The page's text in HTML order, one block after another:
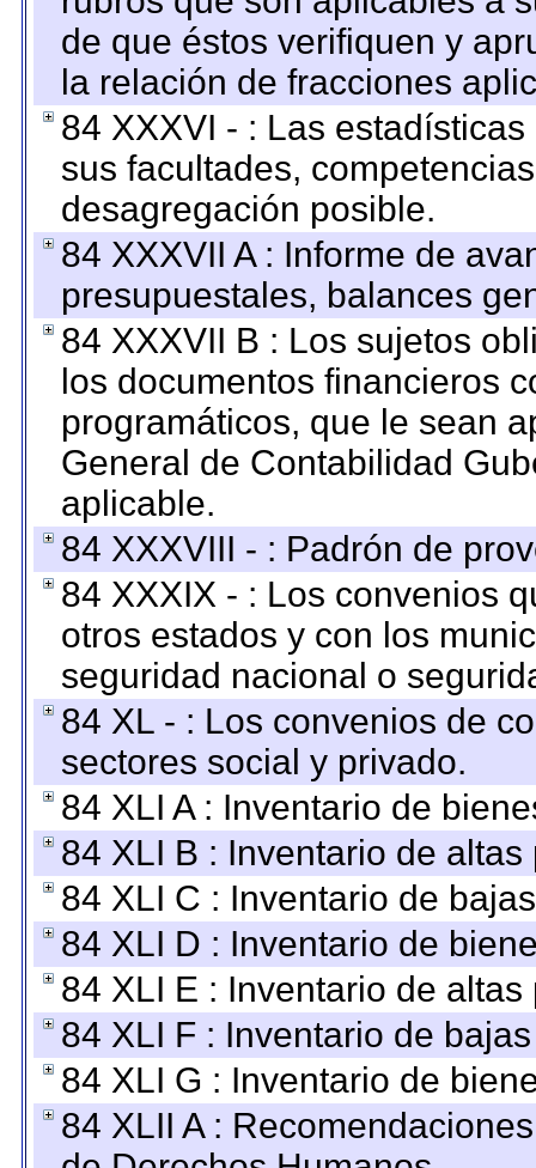
de que éstos verifiquen y
la relación de fracciones
84 XXXVI - : Las
sus facultades,
desagregación posible.
84 XXXVII A : Informe de
presupuestales, balances
84 XXXVII B : Los sujetos
los documentos financieros
programáticos, que le sean
General de Contabilidad
aplicable.
84 XXXVIII - : Padrón de
84 XXXIX - : Los convenios
otros estados y con los
seguridad nacional o
84 XL - : Los convenios de
sectores social y privado.
84 XLI A : Inventario de
84 XLI B : Inventario de
84 XLI C : Inventario de
84 XLI D : Inventario de
84 XLI E : Inventario de
84 XLI F : Inventario de
84 XLI G : Inventario de
84 XLII A :